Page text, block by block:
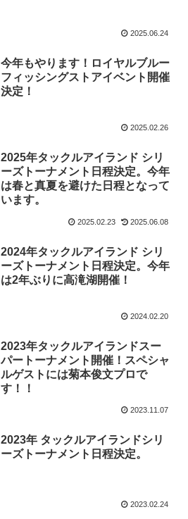
2025.06.24
今年もやります！ロイヤルブルー
フィッシングストアイベント開催
決定！
2025.02.26
2025年タックルアイランド シリ
ーズトーナメント日程決定。今年
は春と真夏を避けた日程となって
います。
2025.02.23 2025.06.08
2024年タックルアイランド シリ
ーズトーナメント日程決定。今年
は2年ぶりに高滝湖開催！
2024.02.20
2023年タックルアイランドスー
パートーナメント開催！スペシャ
ルゲストには菊本俊文プロで
す！！
2023.11.07
2023年 タックルアイランドシリ
ーズトーナメント日程決定。
2023.02.24